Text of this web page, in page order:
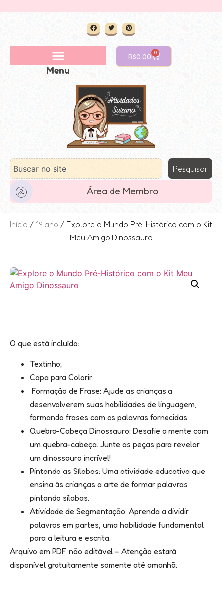
Menu
R$0.00 0
Pesquisar
Área de Membro
Início / 1º ano / Explore o Mundo Pré-Histórico com o Kit
Meu Amigo Dinossauro
O que está incluído:
Textinho;
Capa para Colorir:
Formação de Frase: Ajude as crianças a
desenvolverem suas habilidades de linguagem,
formando frases com as palavras fornecidas.
Quebra-Cabeça Dinossauro: Desafie a mente com
um quebra-cabeça. Junte as peças para revelar
um dinossauro incrível!
Pintando as Sílabas: Uma atividade educativa que
ensina às crianças a arte de formar palavras
pintando sílabas.
Atividade de Segmentação: Aprenda a dividir
palavras em partes, uma habilidade fundamental
para a leitura e escrita.
Arquivo em PDF não editável – Atenção estará
disponível gratuitamente somente até amanhã.